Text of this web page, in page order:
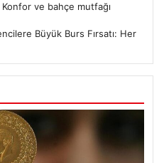
Konfor ve bahçe mutfağı
Büyük Burs Fırsatı: Her